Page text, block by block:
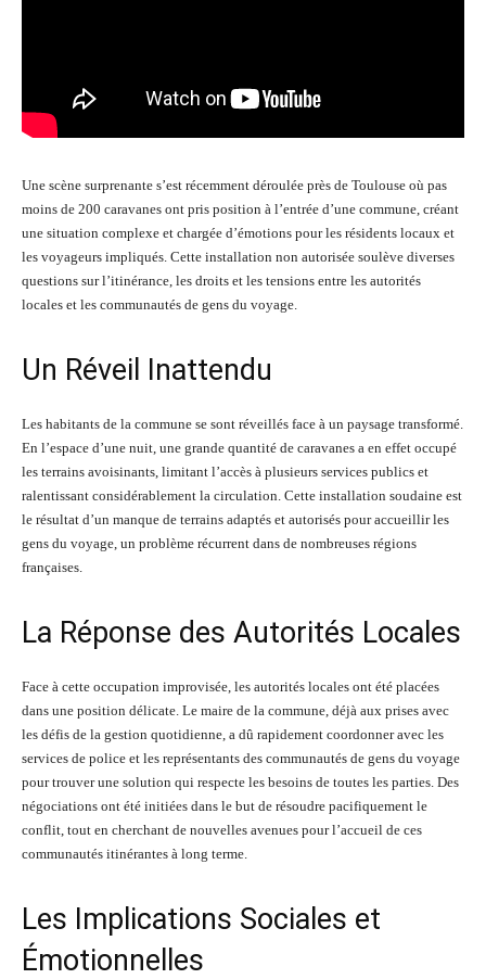
Une scène surprenante s’est récemment déroulée près de Toulouse où pas
moins de 200 caravanes ont pris position à l’entrée d’une commune, créant
une situation complexe et chargée d’émotions pour les résidents locaux et
les voyageurs impliqués. Cette installation non autorisée soulève diverses
questions sur l’itinérance, les droits et les tensions entre les autorités
locales et les communautés de gens du voyage.
Un Réveil Inattendu
Les habitants de la commune se sont réveillés face à un paysage transformé.
En l’espace d’une nuit, une grande quantité de caravanes a en effet occupé
les terrains avoisinants, limitant l’accès à plusieurs services publics et
ralentissant considérablement la circulation. Cette installation soudaine est
le résultat d’un manque de terrains adaptés et autorisés pour accueillir les
gens du voyage, un problème récurrent dans de nombreuses régions
françaises.
La Réponse des Autorités Locales
Face à cette occupation improvisée, les autorités locales ont été placées
dans une position délicate. Le maire de la commune, déjà aux prises avec
les défis de la gestion quotidienne, a dû rapidement coordonner avec les
services de police et les représentants des communautés de gens du voyage
pour trouver une solution qui respecte les besoins de toutes les parties. Des
négociations ont été initiées dans le but de résoudre pacifiquement le
conflit, tout en cherchant de nouvelles avenues pour l’accueil de ces
communautés itinérantes à long terme.
Les Implications Sociales et
Émotionnelles